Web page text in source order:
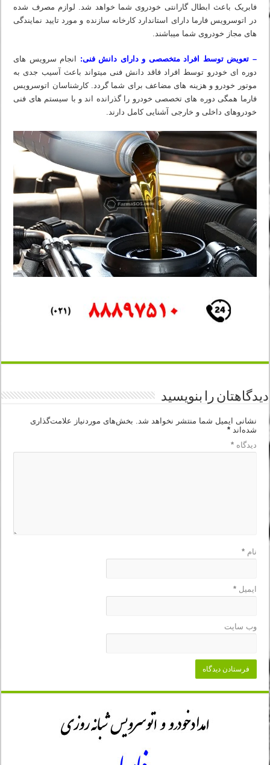
فابریک باعث ابطال گارانتی خودروی شما خواهد شد. لوازم مصرف شده
در اتوسرویس فارما دارای استاندارد کارخانه سازنده و مورد تایید نمایندگی
های مجاز خودروی شما میباشند.
– تعویض توسط افراد متخصصی و دارای دانش فنی: انجام سرویس های
دوره ای خودرو توسط افراد فاقد دانش فنی میتواند باعث آسیب جدی به
موتور خودرو و هزینه های مضاعف برای شما گردد. کارشناسان اتوسرویس
فارما همگی دوره های تخصصی خودرو را گذرانده اند و با سیستم های فنی
خودروهای داخلی و خارجی آشنایی کامل دارند.
دیدگاهتان را بنویسید
نشانی ایمیل شما منتشر نخواهد شد. بخش‌های موردنیاز علامت‌گذاری
شده‌اند*
دیدگاه*
نام*
ایمیل*
وب‌ سایت